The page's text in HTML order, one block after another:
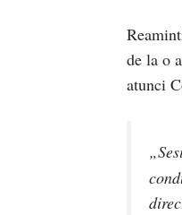
de la o
atunci